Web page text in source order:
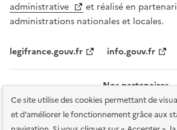
Ce site utilise des cookies permettant de
et d'améliorer le fonctionnement grâce aux
administrative
et réalisé en
administrations nationales et locales.
legifrance.gouv.fr info.gouv.fr
Nos partenaires